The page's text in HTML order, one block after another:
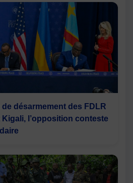
désarmement des FDLR
l’opposition conteste